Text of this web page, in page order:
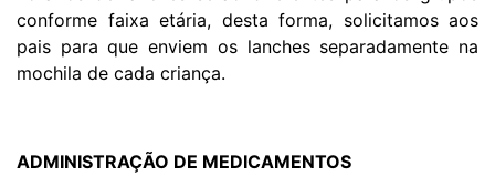
conforme faixa etária, desta forma, solicitamos aos
pais para que enviem os lanches separadamente na
mochila de cada criança.
ADMINISTRAÇÃO DE MEDICAMENTOS